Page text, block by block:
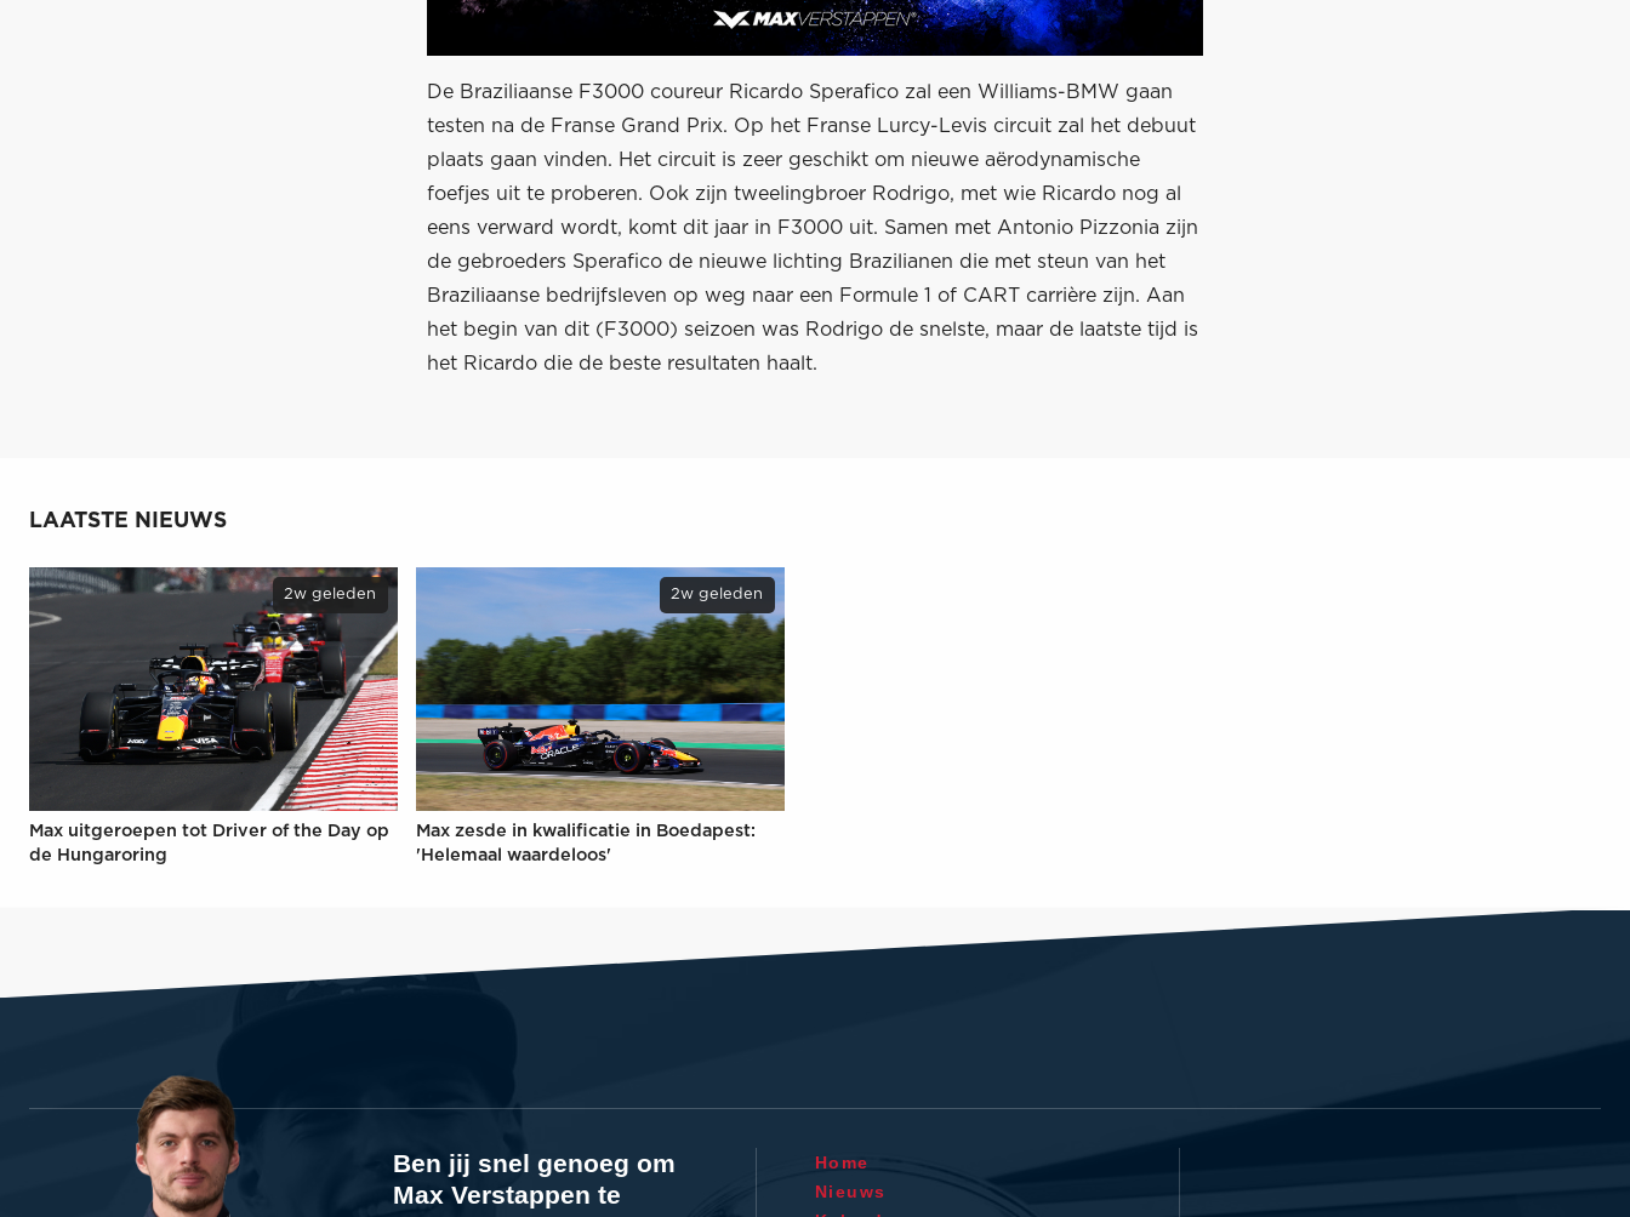
De Braziliaanse F3000 coureur Ricardo Sperafico zal een Williams-BMW gaan
testen na de Franse Grand Prix. Op het Franse Lurcy-Levis circuit zal het debuut
plaats gaan vinden. Het circuit is zeer geschikt om nieuwe aërodynamische
foefjes uit te proberen. Ook zijn tweelingbroer Rodrigo, met wie Ricardo nog al
eens verward wordt, komt dit jaar in F3000 uit. Samen met Antonio Pizzonia zijn
de gebroeders Sperafico de nieuwe lichting Brazilianen die met steun van het
Braziliaanse bedrijfsleven op weg naar een Formule 1 of CART carrière zijn. Aan
het begin van dit (F3000) seizoen was Rodrigo de snelste, maar de laatste tijd is
het Ricardo die de beste resultaten haalt.
LAATSTE NIEUWS
2w geleden
Max uitgeroepen tot Driver of the Day op
de Hungaroring
2w geleden
Max zesde in kwalificatie in Boedapest:
'Helemaal waardeloos'
Ben jij snel genoeg om
Max Verstappen te
Home
Nieuws